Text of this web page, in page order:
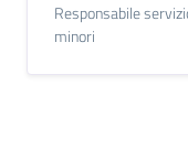
Responsabile
minori